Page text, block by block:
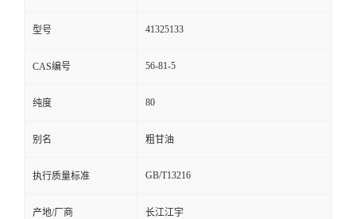
型号 41325133
CAS编号 56-81-5
纯度 80
别名 粗甘油
执行质量标准 GB/T13216
产地/厂商 长江江宇